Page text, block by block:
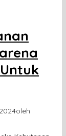
oleh